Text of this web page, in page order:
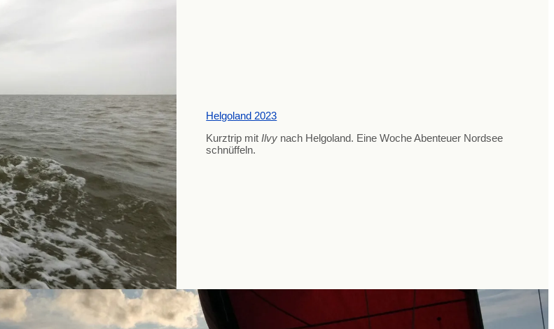
Helgoland 2023
Kurztrip mit Ilvy nach Helgoland. Eine Woche Abenteuer Nordsee
schnüffeln.